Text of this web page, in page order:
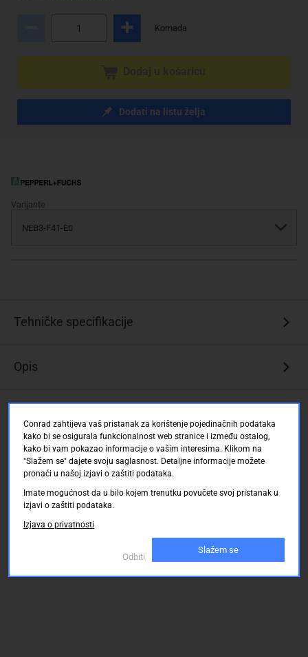
Komada
Dodati na listu želja
Varijante
Tehničke specifikacije
Opis
Conrad zahtijeva vaš pristanak za korištenje pojedinačnih podataka
kako bi se osigurala funkcionalnost web stranice i između ostalog,
kako bi vam pokazao informacije o vašim interesima. Klikom na
"Slažem se" dajete svoju saglasnost. Detaljne informacije možete
pronaći u našoj izjavi o zaštiti podataka.
Imate mogućnost da u bilo kojem trenutku povučete svoj pristanak u
izjavi o zaštiti podataka.
Izjava o privatnosti
Odbiti
Slažem se